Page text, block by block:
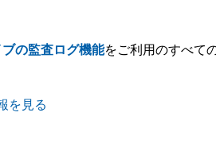
の監査ログ機能をご利用のすべて
を見る